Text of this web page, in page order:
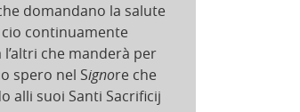
domandano la salute
continuamente
l’altri che manderà per
spero nel Signore che
alli suoi Santi Sacrificij